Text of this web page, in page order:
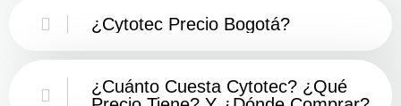
¿Cytotec Precio Bogotá?
¿Cuánto Cuesta Cytotec? ¿Qué